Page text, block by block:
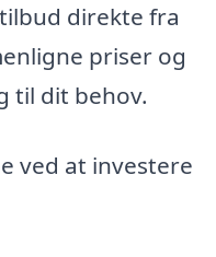
direkte fra
priser og
til dit behov.
ved at investere